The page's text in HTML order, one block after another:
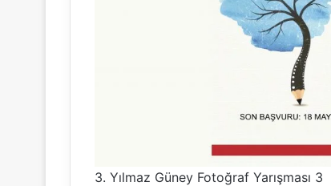
3. Yılmaz Güney Fotoğraf Yarışması 3